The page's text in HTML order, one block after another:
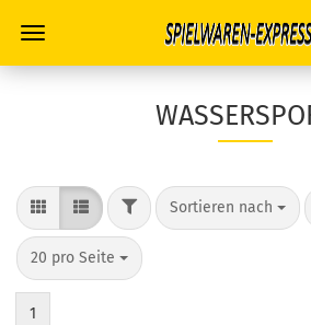
FILTERSortieren nach
Sortieren nach
20 pro Seite
pro Seite
1